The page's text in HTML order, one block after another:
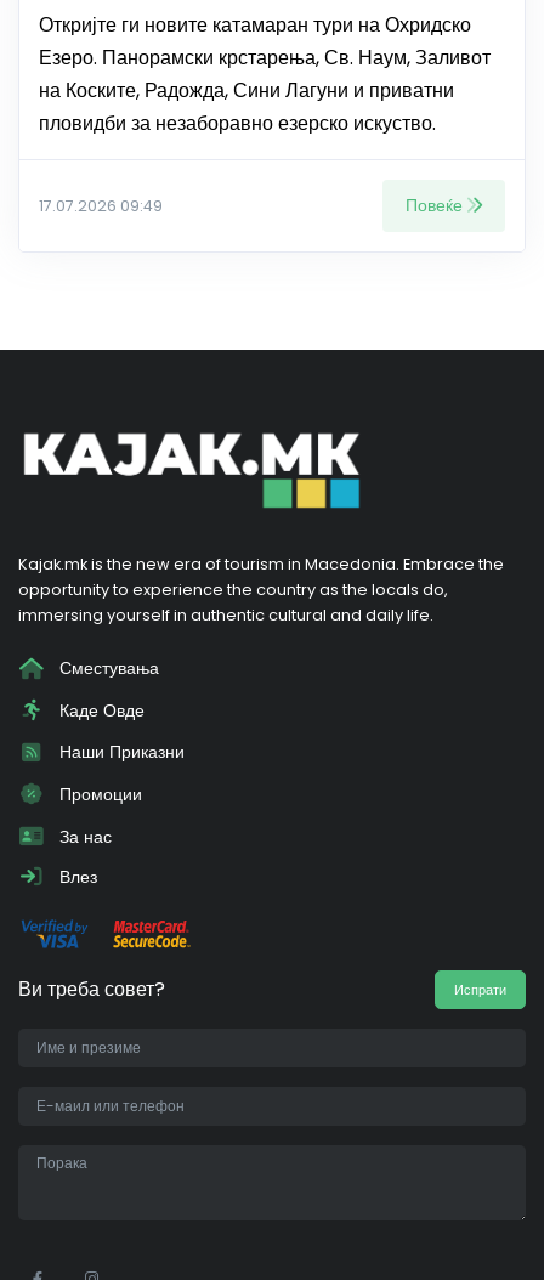
Откријте ги новите катамаран тури на Охридско
Езеро. Панорамски крстарења, Св. Наум, Заливот
на Коските, Радожда, Сини Лагуни и приватни
пловидби за незаборавно езерско искуство.
17.07.2026 09:49 Повеќе
Kajak.mk is the new era of tourism in Macedonia. Embrace the
opportunity to experience the country as the locals do,
immersing yourself in authentic cultural and daily life.
Сместувања
Каде Овде
Наши Приказни
Промоции
За нас
Влез
Ви треба совет? Испрати